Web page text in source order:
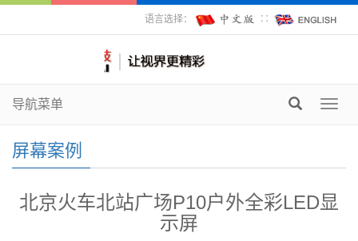
语言选择： ∷
导航菜单
屏幕案例
北京火车北站广场P10户外全彩LED显
示屏